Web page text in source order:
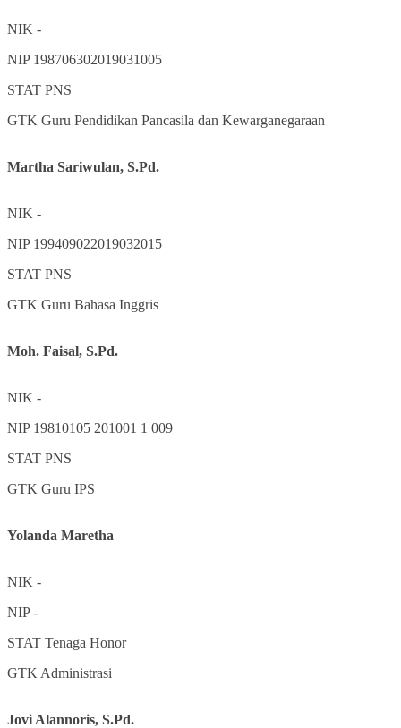
NIK -
NIP 198706302019031005
STAT PNS
GTK Guru Pendidikan Pancasila dan Kewarganegaraan
Martha Sariwulan, S.Pd.
NIK -
NIP 199409022019032015
STAT PNS
GTK Guru Bahasa Inggris
Moh. Faisal, S.Pd.
NIK -
NIP 19810105 201001 1 009
STAT PNS
GTK Guru IPS
Yolanda Maretha
NIK -
NIP-
STAT Tenaga Honor
GTK Administrasi
Jovi Alannoris, S.Pd.